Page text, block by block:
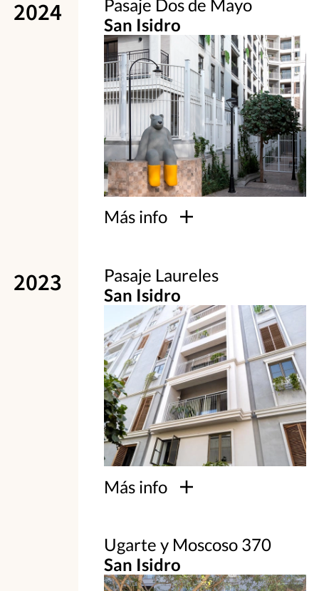
2024
Pasaje Dos de Mayo
San Isidro
Más info
2023
Pasaje Laureles
San Isidro
Más info
Ugarte y Moscoso 370
San Isidro